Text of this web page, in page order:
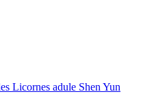
Licornes adule Shen Yun